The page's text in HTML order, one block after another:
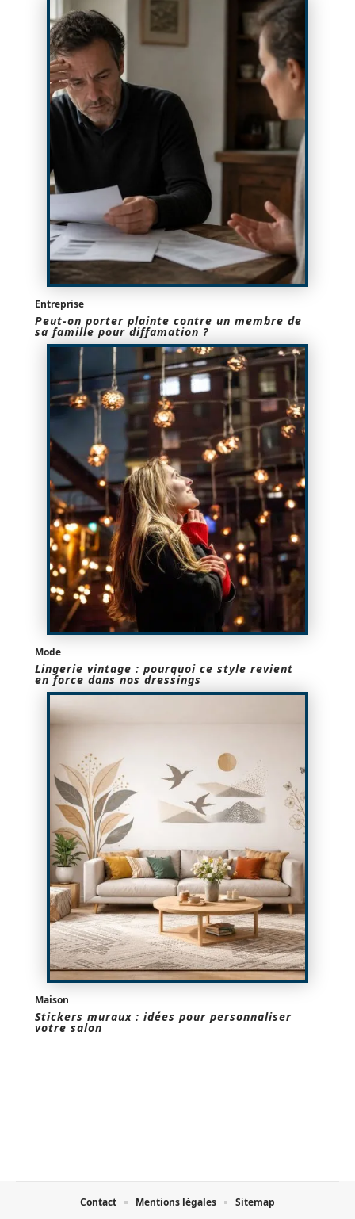
Entreprise
Peut-on porter plainte contre un membre de
sa famille pour diffamation ?
Mode
Lingerie vintage : pourquoi ce style revient
en force dans nos dressings
Maison
Stickers muraux : idées pour personnaliser
votre salon
Contact Mentions légales Sitemap